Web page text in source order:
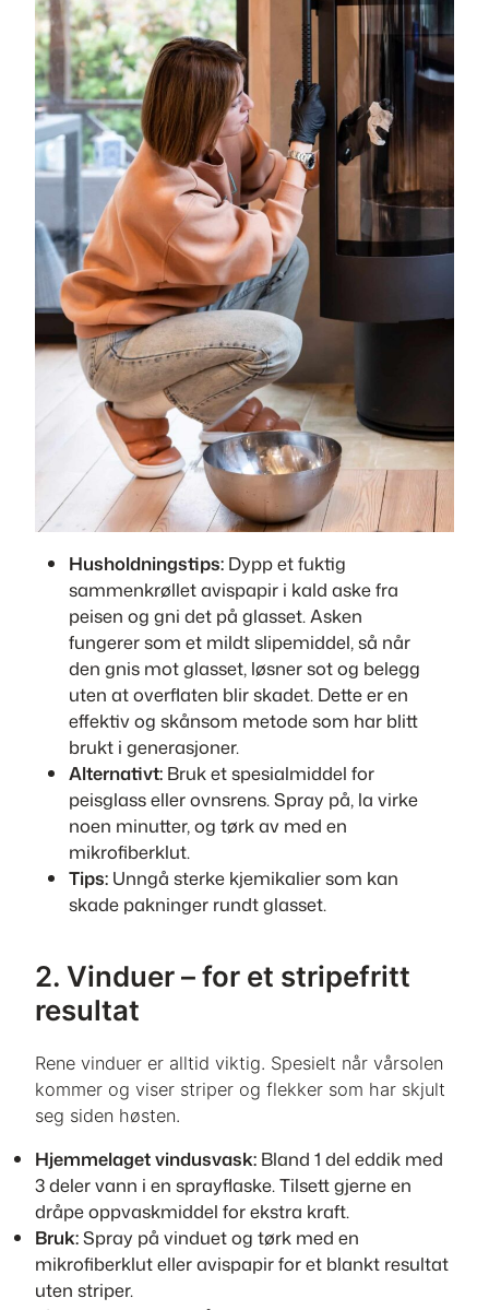
Husholdningstips:Dypp et fuktig
sammenkrøllet avispapir i kald aske fra
peisen og gni det på glasset. Asken
fungerer som et mildt slipemiddel, så når
den gnis mot glasset, løsner sot og belegg
uten at overflaten blir skadet. Dette er en
effektiv og skånsom metode som har blitt
brukt i generasjoner.
Alternativt:Bruk et spesialmiddel for
peisglass eller ovnsrens. Spray på, la virke
noen minutter, og tørk av med en
mikrofiberklut.
Tips:Unngå sterke kjemikalier som kan
skade pakninger rundt glasset.
2. Vinduer – for et stripefritt
resultat
Rene vinduer er alltid viktig. Spesielt når vårsolen
kommer og viser striper og flekker som har skjult
seg siden høsten.
Hjemmelaget vindusvask: Bland 1 del eddik med
3 deler vann i en sprayflaske. Tilsett gjerne en
dråpe oppvaskmiddel for ekstra kraft.
Bruk:Spray på vinduet og tørk med en
mikrofiberklut eller avispapir for et blankt resultat
uten striper.